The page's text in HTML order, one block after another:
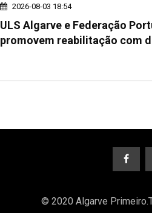
2026-08-03 18:54
ULS Algarve e Federação
promovem reabilitação com
© 2020 Algarve